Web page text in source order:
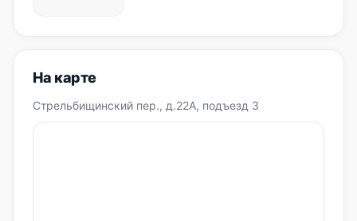
На карте
Стрельбищинский пер., д.22А, подъезд 3